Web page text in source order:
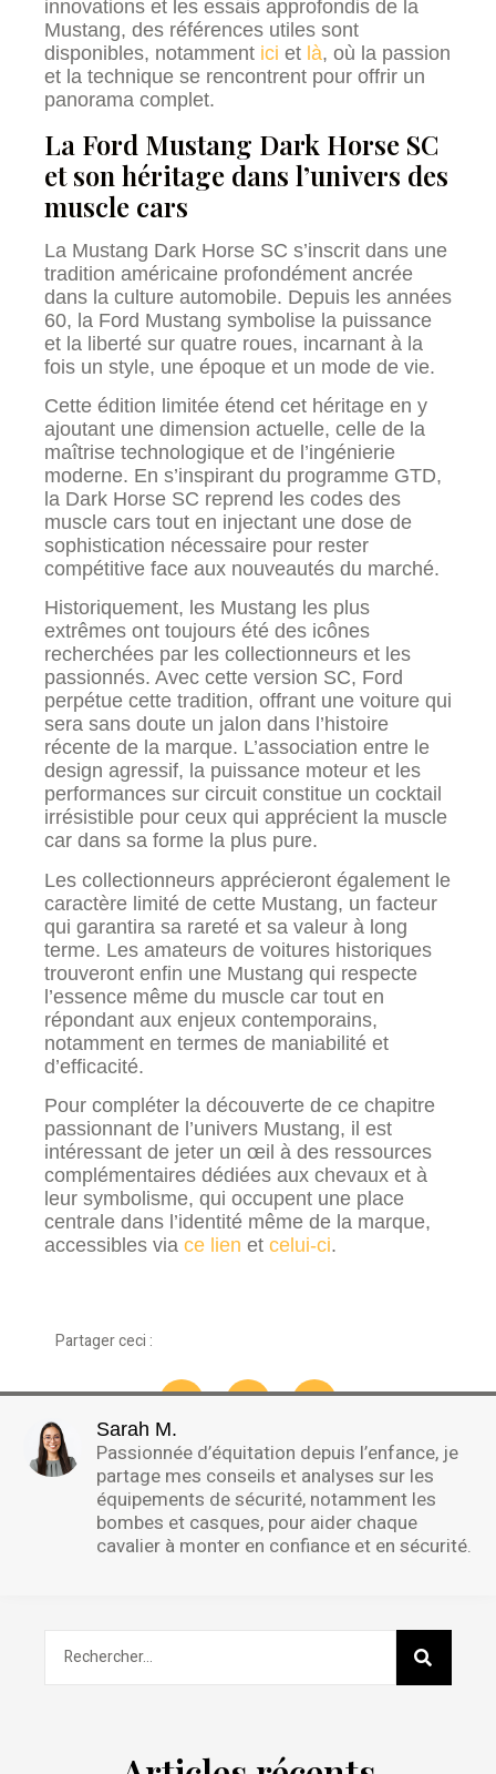
innovations et les essais approfondis de la
Mustang, des références utiles sont
disponibles, notamment ici et là, où la passion
et la technique se rencontrent pour offrir un
panorama complet.
La Ford Mustang Dark Horse SC
et son héritage dans l’univers des
muscle cars
La Mustang Dark Horse SC s’inscrit dans une
tradition américaine profondément ancrée
dans la culture automobile. Depuis les années
60, la Ford Mustang symbolise la puissance
et la liberté sur quatre roues, incarnant à la
fois un style, une époque et un mode de vie.
Cette édition limitée étend cet héritage en y
ajoutant une dimension actuelle, celle de la
maîtrise technologique et de l’ingénierie
moderne. En s’inspirant du programme GTD,
la Dark Horse SC reprend les codes des
muscle cars tout en injectant une dose de
sophistication nécessaire pour rester
compétitive face aux nouveautés du marché.
Historiquement, les Mustang les plus
extrêmes ont toujours été des icônes
recherchées par les collectionneurs et les
passionnés. Avec cette version SC, Ford
perpétue cette tradition, offrant une voiture qui
sera sans doute un jalon dans l’histoire
récente de la marque. L’association entre le
design agressif, la puissance moteur et les
performances sur circuit constitue un cocktail
irrésistible pour ceux qui apprécient la muscle
car dans sa forme la plus pure.
Les collectionneurs apprécieront également le
caractère limité de cette Mustang, un facteur
qui garantira sa rareté et sa valeur à long
terme. Les amateurs de voitures historiques
trouveront enfin une Mustang qui respecte
l’essence même du muscle car tout en
répondant aux enjeux contemporains,
notamment en termes de maniabilité et
d’efficacité.
Pour compléter la découverte de ce chapitre
passionnant de l’univers Mustang, il est
intéressant de jeter un œil à des ressources
complémentaires dédiées aux chevaux et à
leur symbolisme, qui occupent une place
centrale dans l’identité même de la marque,
accessibles via ce lien et celui-ci.
Partager ceci :
Sarah M.
Passionnée d’équitation depuis l’enfance, je
partage mes conseils et analyses sur les
équipements de sécurité, notamment les
bombes et casques, pour aider chaque
cavalier à monter en confiance et en sécurité.